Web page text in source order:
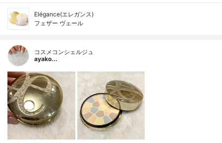
Elégance(エレガンス)
フェザー ヴェール
コスメコンシェルジュ
ayako...